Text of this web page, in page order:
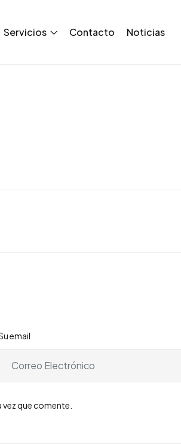
Servicios Contacto Noticias
email
que comente.